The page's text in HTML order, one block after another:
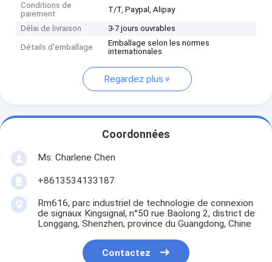
Conditions de
paiement
T/T, Paypal, Alipay
Délai de livraison 3-7 jours ouvrables
Détails d'emballage
Emballage selon les normes
internationales
Regardez plus
Coordonnées
Ms. Charlene Chen
+8613534133187
Rm616, parc industriel de technologie de connexion
de signaux Kingsignal, n°50 rue Baolong 2, district de
Longgang, Shenzhen, province du Guangdong, Chine
Contactez